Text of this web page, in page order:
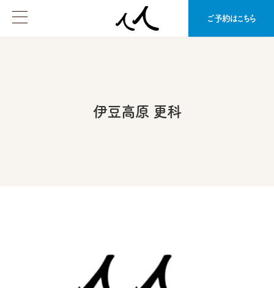
ご予約はこちら
伊豆高原 更科